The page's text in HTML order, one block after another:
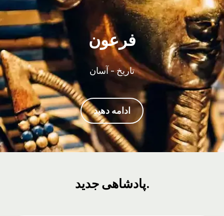
فرعون
تاریخ - آسان
ادامه دهید
پادشاهی جدید.